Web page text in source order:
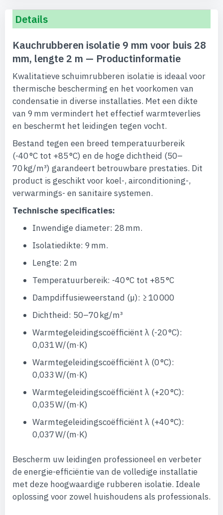
Details
Kauchrubberen isolatie 9 mm voor buis 28
mm, lengte 2 m — Productinformatie
Kwalitatieve schuimrubberen isolatie is ideaal voor
thermische bescherming en het voorkomen van
condensatie in diverse installaties. Met een dikte
van 9 mm vermindert het effectief warmteverlies
en beschermt het leidingen tegen vocht.
Bestand tegen een breed temperatuurbereik
(-40 °C tot +85 °C) en de hoge dichtheid (50–
70 kg/m³) garandeert betrouwbare prestaties. Dit
product is geschikt voor koel-, airconditioning-,
verwarmings- en sanitaire systemen.
Technische specificaties:
Inwendige diameter: 28 mm.
Isolatiedikte: 9 mm.
Lengte: 2 m
Temperatuurbereik: -40 °C tot +85 °C
Dampdiffusieweerstand (µ): ≥ 10 000
Dichtheid: 50–70 kg/m³
Warmtegeleidingscoëfficiënt λ (-20 °C):
0,031 W/(m·K)
Warmtegeleidingscoëfficiënt λ (0 °C):
0,033 W/(m·K)
Warmtegeleidingscoëfficiënt λ (+20 °C):
0,035 W/(m·K)
Warmtegeleidingscoëfficiënt λ (+40 °C):
0,037 W/(m·K)
Bescherm uw leidingen professioneel en verbeter
de energie-efficiëntie van de volledige installatie
met deze hoogwaardige rubberen isolatie. Ideale
oplossing voor zowel huishoudens als professionals.